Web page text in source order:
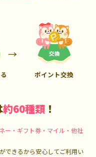
ポイント交換
約60種類 ！
ー・ギフト券・マイル・他社
できるから安心してご利用い